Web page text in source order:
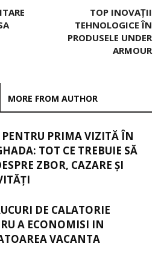
TOP INOVAȚII
TEHNOLOGICE ÎN
PRODUSELE UNDER
ARMOUR
MORE FROM AUTHOR
PRIMA VIZITĂ ÎN
TOT CE TREBUIE SĂ
ZBOR, CAZARE ȘI
DE CALATORIE
A ECONOMISI IN
VACANTA